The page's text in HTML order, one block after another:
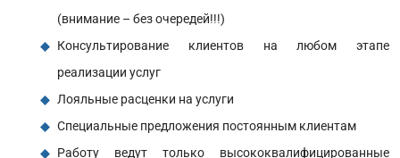
(внимание – без очередей!!!)
Консультирование клиентов на любом этапе
реализации услуг
Лояльные расценки на услуги
Специальные предложения постоянным клиентам
Работу ведут только высококвалифицированные